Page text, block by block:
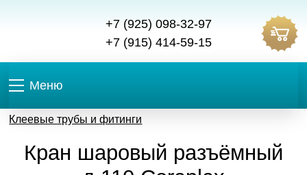
+7 (925) 098-32-97
+7 (915) 414-59-15
Меню
Клеевые трубы и фитинги
Кран шаровый разъёмный